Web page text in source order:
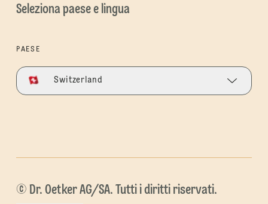
Seleziona paese e lingua
PAESE
Switzerland
© Dr. Oetker AG/SA. Tutti i diritti riservati.